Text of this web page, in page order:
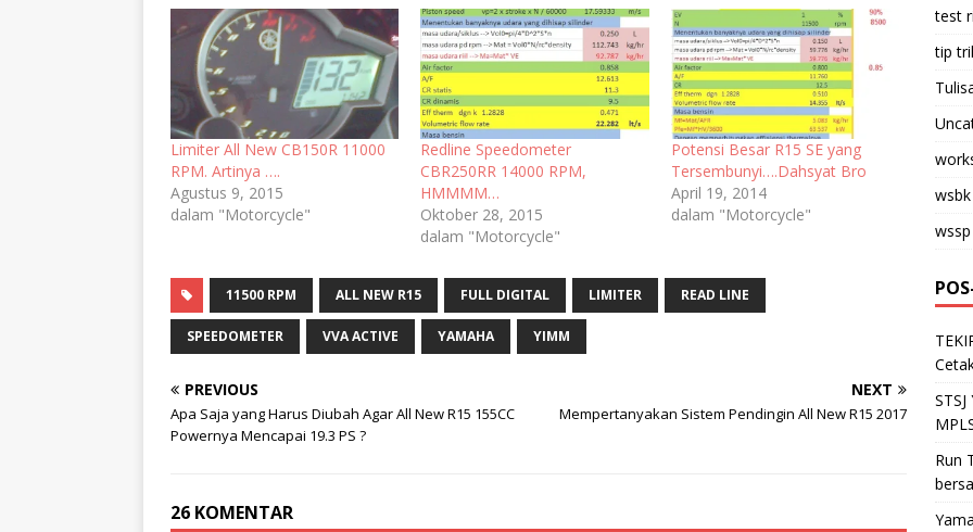
Limiter All New CB150R 11000
RPM. Artinya ….
Agustus 9, 2015
dalam "Motorcycle"
Redline Speedometer
CBR250RR 14000 RPM,
HMMMM…
Oktober 28, 2015
dalam "Motorcycle"
Potensi Besar R15 SE yang
Tersembunyi….Dahsyat Bro
April 19, 2014
dalam "Motorcycle"
11500 RPM ALL NEW R15 FULL DIGITAL LIMITER READ LINE
SPEEDOMETER VVA ACTIVE YAMAHA YIMM
PREVIOUS
Apa Saja yang Harus Diubah Agar All New R15 155CC
Powernya Mencapai 19.3 PS ?
NEXT
Mempertanyakan Sistem Pendingin All New R15 2017
26 KOMENTAR
test
tip
wsbk
wssp
Run